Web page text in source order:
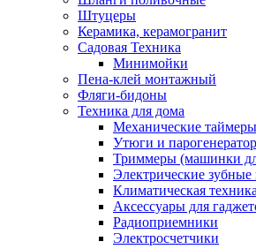
Штуцеры
Керамика, керамогранит
Садовая Техника
Минимойки
Пена-клей монтажный
Фляги-бидоны
Техника для дома
Механические таймеры
Утюги и
Триммеры (машинки
Электрические зубные
Климатическая техника
Аксессуары для
Радиоприемники
Электросчетчики